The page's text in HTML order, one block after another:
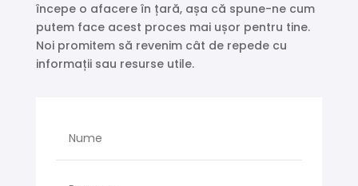
începe o afacere în țară, așa că spune-ne cum
putem face acest proces mai ușor pentru tine.
Noi promitem să revenim cât de repede cu
informații sau resurse utile.